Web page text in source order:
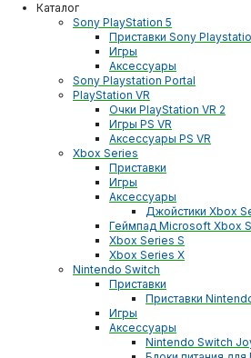
Каталог
Sony PlayStation 5
Приставки Sony
Игры
Аксессуары
Sony Playstation Portal
PlayStation VR
Очки PlayStation VR 2
Игры PS VR
Аксессуары PS VR
Xbox Series
Приставки
Игры
Аксессуары
Джойстики Xbox
Геймпад Microsoft Xbox
Xbox Series S
Xbox Series X
Nintendo Switch
Приставки
Приставки
Игры
Аксессуары
Nintendo Switch